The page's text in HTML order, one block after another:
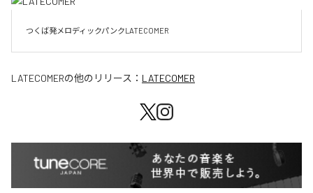
LATECOMERの他のリリース： LATECOMER